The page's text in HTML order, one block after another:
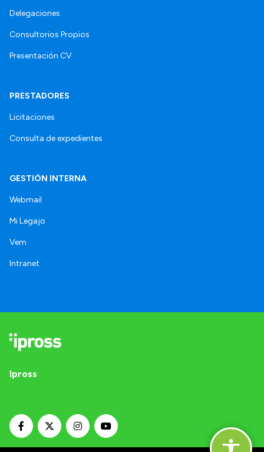
Delegaciones
Consultorios Propios
Presentación CV
PRESTADORES
Licitaciones
Consulta de expedientes
GESTIÓN INTERNA
Webmail
Mi Legajo
Vem
Intranet
Ipross